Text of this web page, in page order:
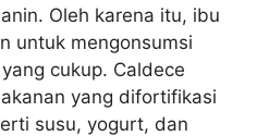
Oleh karena itu, ibu
untuk mengonsumsi
cukup. Caldece
yang difortifikasi
susu, yogurt, dan